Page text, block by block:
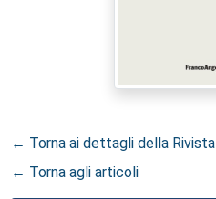
← Torna ai dettagli della Rivista
← Torna agli articoli